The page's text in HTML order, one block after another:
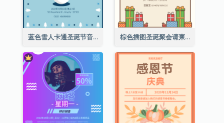
蓝色雪人卡通圣诞节音乐会邀请 棕色插图圣诞聚会请柬